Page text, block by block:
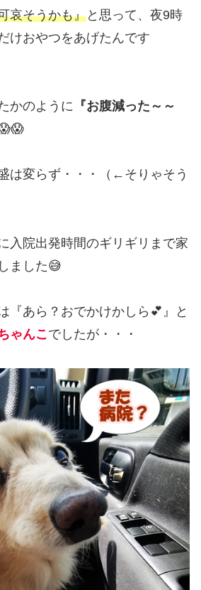
哀そうかも』と思って、夜9時
けおやつをあげたんです
かのように 『お腹減った～～
は変らず・・・（←そりゃそう
入院出発時間のギリギリまで家
ました😅
『あら？おでかけかしら💕』と
ゃんこでしたが・・・